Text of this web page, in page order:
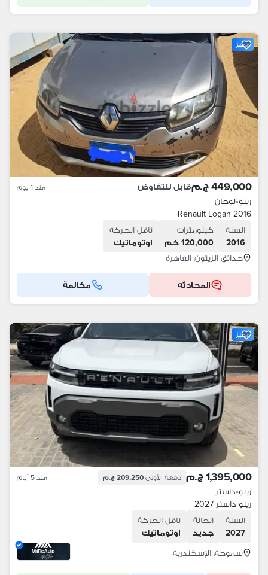
مميز
449,000 ج.م قابل للتفاوض منذ 1 يوم
رينو•لوجان
Renault Logan 2016
السنة
2016
كيلومترات
120,000 كم
ناقل الحركة
اوتوماتيك
حدائق الزيتون، القاهرة
المحادثه مكالمة
مميز
1,395,000 ج.م دفعة الأولى 209,250 ج.م منذ 5 أيام
رينو•داستر
رينو داستر 2027
السنة
2027
الحالة
جديد
ناقل الحركة
اوتوماتيك
سموحة، الإسكندرية